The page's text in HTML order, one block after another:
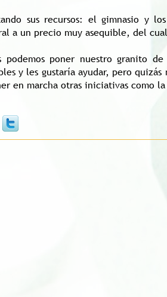
sus recursos: el gimnasio y
a un precio muy asequible, del
podemos poner nuestro granito
y les gustaría ayudar, pero
en marcha otras iniciativas como